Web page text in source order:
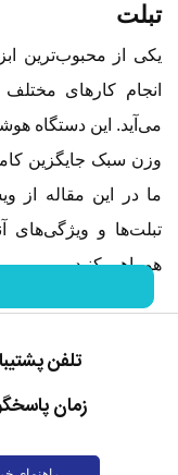
تبلت
یکی از محبوب‌ترین
انجام کارهای
می‌آید. این دستگاه
وزن سبک جایگزین
ما در این مقاله از
تبلت‌ها و ویژگی‌های
همراهی کنید.
ورود تبلت‌ها به
دستگاه‌های هوشمند
تلفن
زمان